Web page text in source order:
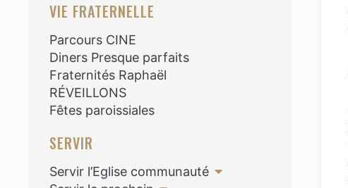
VIE FRATERNELLE
Parcours CINE
Diners Presque parfaits
Fraternités Raphaël
RÉVEILLONS
Fêtes paroissiales
SERVIR
Servir l’Eglise communauté